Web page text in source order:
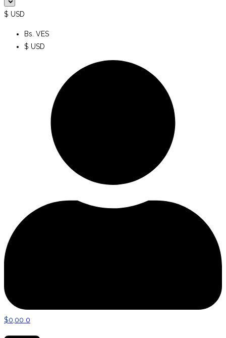
$ USD
Bs. VES
$ USD
$0,00 0